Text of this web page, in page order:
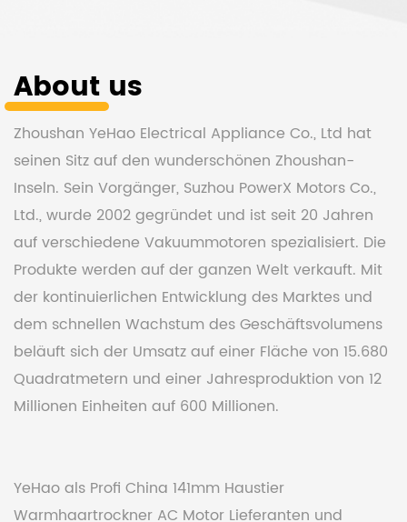
About us
Zhoushan YeHao Electrical Appliance Co., Ltd hat
seinen Sitz auf den wunderschönen Zhoushan-
Inseln. Sein Vorgänger, Suzhou PowerX Motors Co.,
Ltd., wurde 2002 gegründet und ist seit 20 Jahren
auf verschiedene Vakuummotoren spezialisiert. Die
Produkte werden auf der ganzen Welt verkauft. Mit
der kontinuierlichen Entwicklung des Marktes und
dem schnellen Wachstum des Geschäftsvolumens
beläuft sich der Umsatz auf einer Fläche von 15.680
Quadratmetern und einer Jahresproduktion von 12
Millionen Einheiten auf 600 Millionen.
YeHao als Profi China 141mm Haustier
Warmhaartrockner AC Motor Lieferanten und